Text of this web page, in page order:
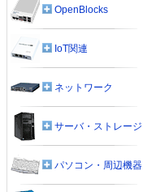
OpenBlocks
IoT関連
ネットワーク
サーバ・ストレージ
パソコン・周辺機器